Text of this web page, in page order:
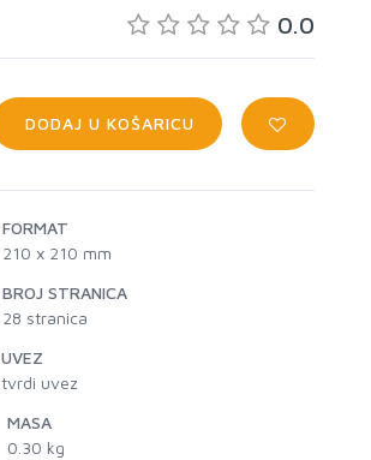
0.0
DODAJ U KOŠARICU
FORMAT
210 x 210 mm
BROJ STRANICA
28 stranica
UVEZ
tvrdi uvez
MASA
0.30 kg